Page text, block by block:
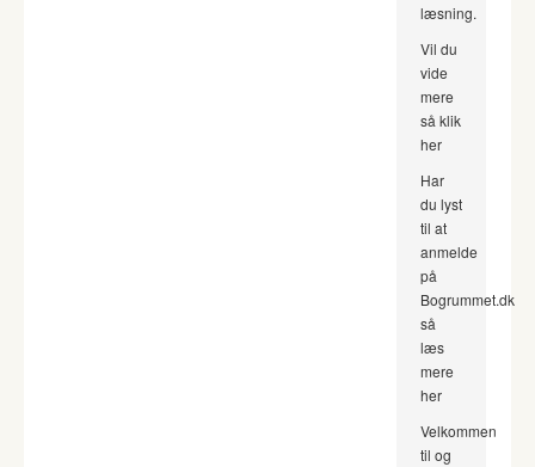
læsning.
Vil du
vide
mere
så klik
her
Har
du lyst
til at
anmelde
på
Bogrummet.dk
så
læs
mere
her
Velkommen
til og